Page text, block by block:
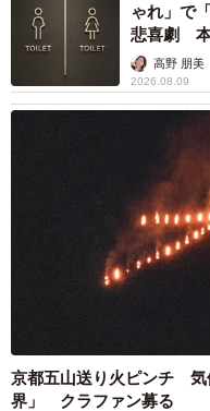
ゃれ」で
悲喜劇 本
く…高野 朋美
2026.08.09
京都五山送り火ピンチ 気
界」 クラファン募る